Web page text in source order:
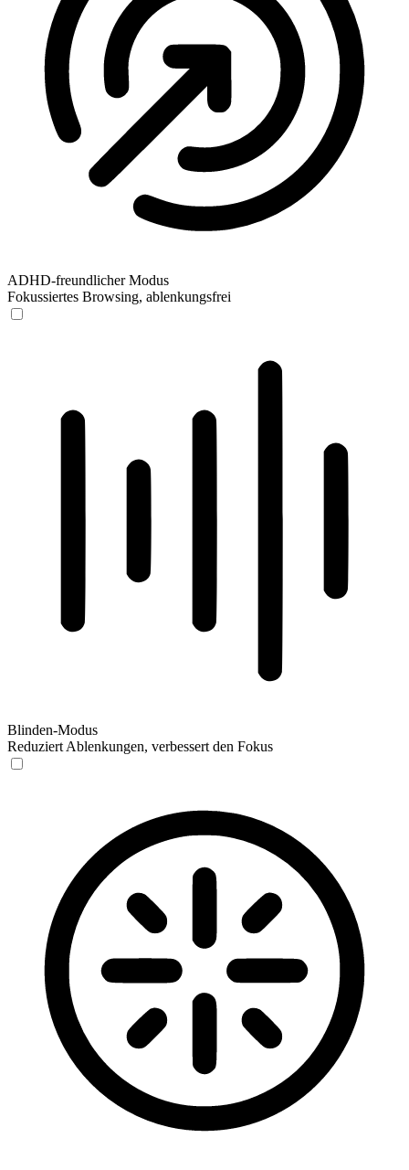
ADHD-freundlicher Modus
Fokussiertes Browsing, ablenkungsfrei
Blinden-Modus
Reduziert Ablenkungen, verbessert den Fokus